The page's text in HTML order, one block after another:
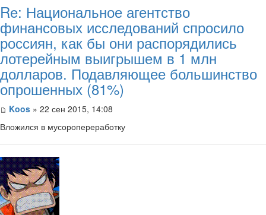
Re: Национальное агентство
финансовых исследований спросило
россиян, как бы они распорядились
лотерейным выигрышем в 1 млн
долларов. Подавляющее большинство
опрошенных (81%)
Koos » 22 сен 2015, 14:08
Вложился в мусоропереработку